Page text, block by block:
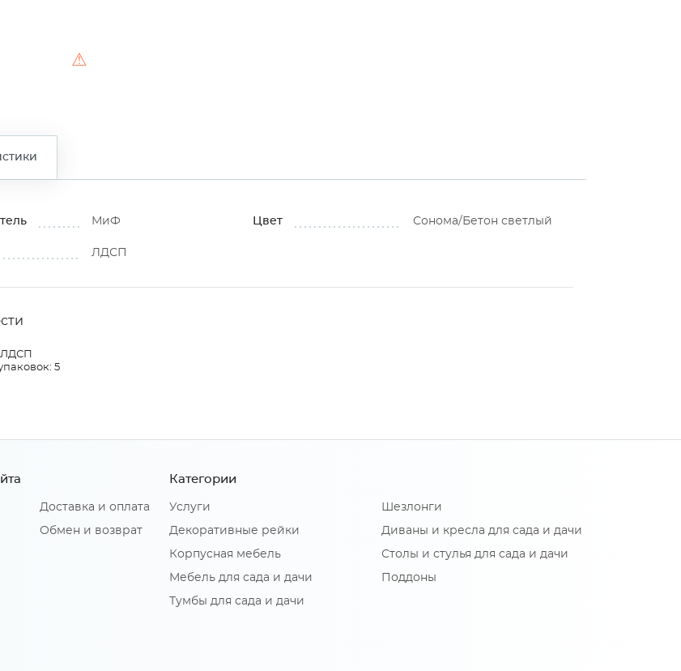
⚠
МиФ Цвет Сонома/Бетон светлый
ЛДСП
5
Доставка и оплата
Обмен и возврат
Категории
Услуги
Декоративные рейки
Корпусная мебель
Мебель для сада и дачи
Тумбы для сада и дачи
Шезлонги
Диваны и кресла для сада и дачи
Столы и стулья для сада и дачи
Поддоны